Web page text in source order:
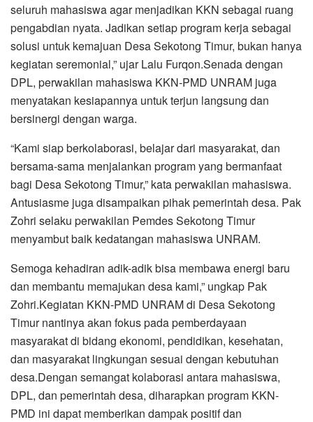
seluruh mahasiswa agar menjadikan KKN sebagai ruang
pengabdian nyata. Jadikan setiap program kerja sebagai
solusi untuk kemajuan Desa Sekotong Timur, bukan hanya
kegiatan seremonial,” ujar Lalu Furqon.Senada dengan
DPL, perwakilan mahasiswa KKN-PMD UNRAM juga
menyatakan kesiapannya untuk terjun langsung dan
bersinergi dengan warga.
“Kami siap berkolaborasi, belajar dari masyarakat, dan
bersama-sama menjalankan program yang bermanfaat
bagi Desa Sekotong Timur,” kata perwakilan mahasiswa.
Antusiasme juga disampaikan pihak pemerintah desa. Pak
Zohri selaku perwakilan Pemdes Sekotong Timur
menyambut baik kedatangan mahasiswa UNRAM.
Semoga kehadiran adik-adik bisa membawa energi baru
dan membantu memajukan desa kami,” ungkap Pak
Zohri.Kegiatan KKN-PMD UNRAM di Desa Sekotong
Timur nantinya akan fokus pada pemberdayaan
masyarakat di bidang ekonomi, pendidikan, kesehatan,
dan masyarakat lingkungan sesuai dengan kebutuhan
desa.Dengan semangat kolaborasi antara mahasiswa,
DPL, dan pemerintah desa, diharapkan program KKN-
PMD ini dapat memberikan dampak positif dan